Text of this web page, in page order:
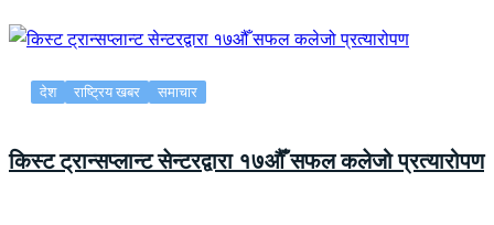
देश राष्ट्रिय खबर समाचार
किस्ट ट्रान्सप्लान्ट सेन्टरद्वारा १७औँ सफल कलेजो प्रत्यारोपण